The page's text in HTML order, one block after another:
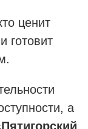
ценит
готовит
а